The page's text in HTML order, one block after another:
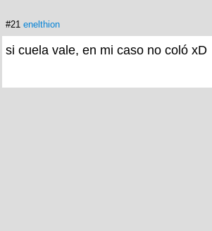
#21 enelthion
si cuela vale, en mi caso no coló xD